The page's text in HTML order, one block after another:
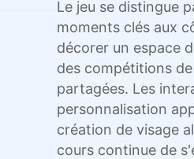
Le jeu se distingue
moments clés aux
décorer un espace
des compétitions
partagées. Les
personnalisation
création de visage
cours continue de